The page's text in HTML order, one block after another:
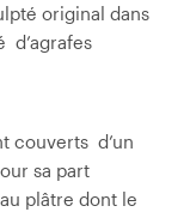
original dans
d’agrafes
couverts d’un
sa part
plâtre dont le